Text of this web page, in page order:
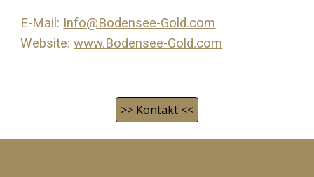
E-Mail: Info@Bodensee-Gold.com
Website:www.Bodensee-Gold.com
>> Kontakt <<